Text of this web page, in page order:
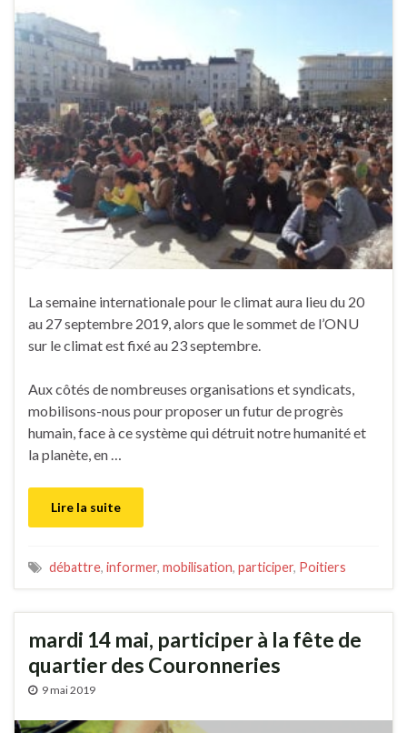
La semaine internationale pour le climat aura lieu du 20
au 27 septembre 2019, alors que le sommet de l’ONU
sur le climat est fixé au 23 septembre.
Aux côtés de nombreuses organisations et syndicats,
mobilisons-nous pour proposer un futur de progrès
humain, face à ce système qui détruit notre humanité et
la planète, en …
Lire la suite
débattre, informer, mobilisation, participer, Poitiers
mardi 14 mai, participer à la fête de
quartier des Couronneries
9 mai 2019